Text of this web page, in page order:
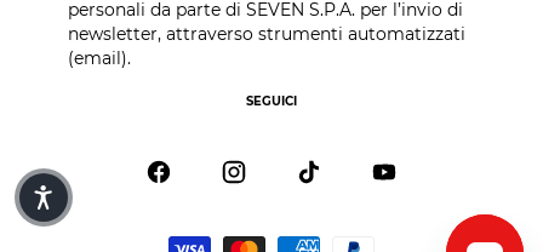
personali da parte di SEVEN S.P.A. per l’invio di
newsletter, attraverso strumenti automatizzati
(email).
SEGUICI